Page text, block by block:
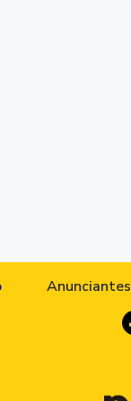
Anunciantes